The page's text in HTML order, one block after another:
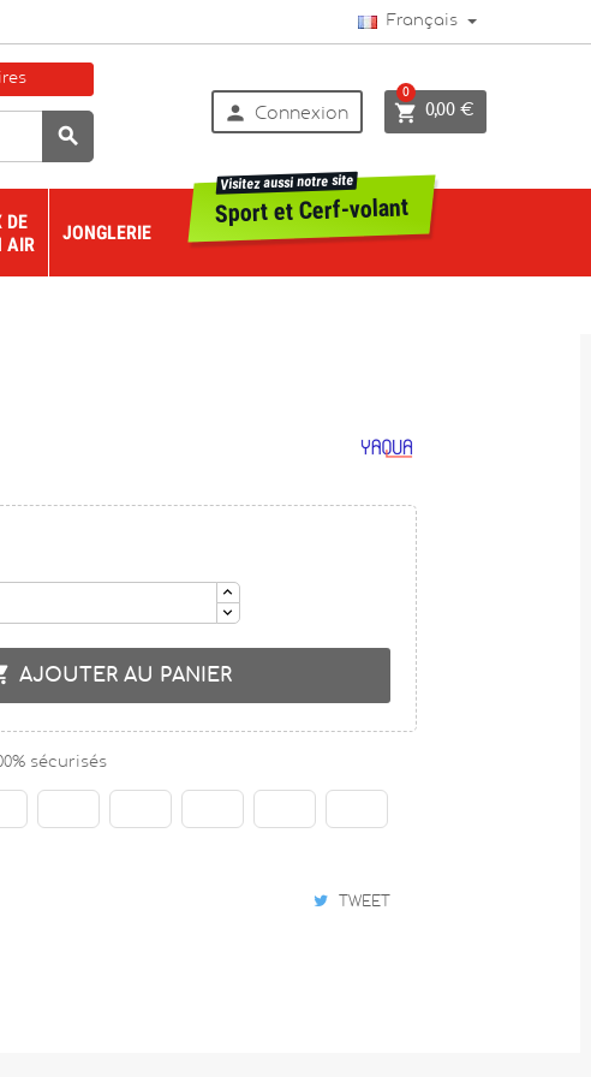
Français

 Connexion  0,00 €
0
DE
AIR
JONGLERIE
Sport et Cerf-volant
Visitez aussi notre site
AJOUTER AU PANIER
sécurisés
TWEET